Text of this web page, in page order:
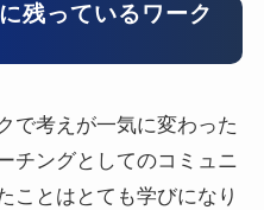
残っているワーク
で考えが一気に変わった
チングとしてのコミュニ
ことはとても学びになり